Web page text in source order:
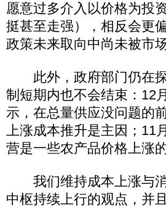
愿意过多介入以价格为投
挺甚至走强），相反会更
政策未来取向中尚未被市
此外，政府部门仍在探
制短期内也不会结束：12
示，在总量供应没问题的
上涨成本推升是主因；11
营是一些农产品价格上涨
我们维持成本上涨与消
中枢持续上行的观点，并